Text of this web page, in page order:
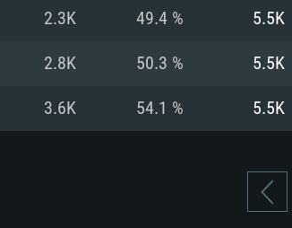
Disque dur: 75.9
Disque dur: 62,2
Disque dur: 60,2
2.3K 49.4 % 5.5K
2.8K 50.3 % 5.5K
3.6K 54.1 % 5.5K